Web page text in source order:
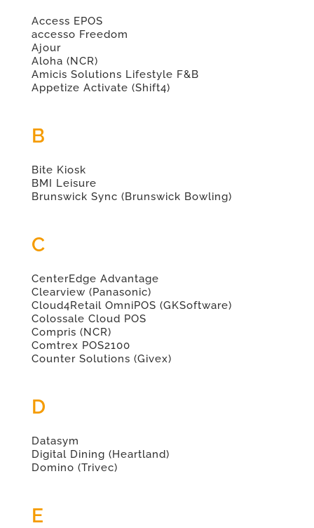
Access EPOS
accesso Freedom
Ajour
Aloha (NCR)
Amicis Solutions Lifestyle F&B
Appetize Activate (Shift4)
B
Bite Kiosk
BMI Leisure
Brunswick Sync (Brunswick Bowling)
C
CenterEdge Advantage
Clearview (Panasonic)
Cloud4Retail OmniPOS (GKSoftware)
Colossale Cloud POS
Compris (NCR)
Comtrex POS2100
Counter Solutions (Givex)
D
Datasym
Digital Dining (Heartland)
Domino (Trivec)
E